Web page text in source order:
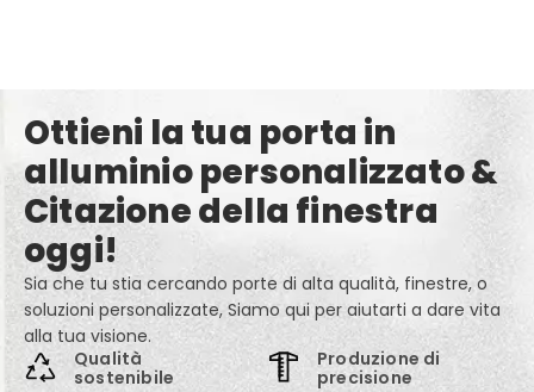
Ottieni la tua porta in
alluminio personalizzato &
Citazione della finestra
oggi!
Sia che tu stia cercando porte di alta qualità, finestre, o
soluzioni personalizzate, Siamo qui per aiutarti a dare vita
alla tua visione.
Qualità
sostenibile
Produzione di
precisione